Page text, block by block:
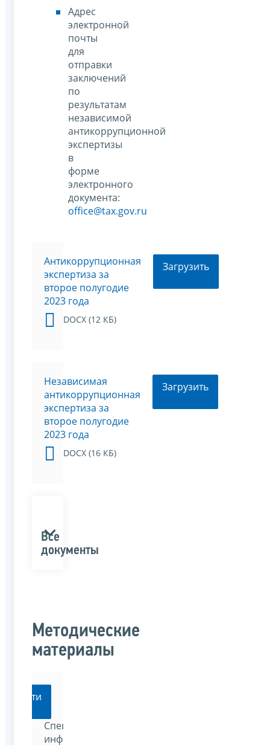
Адрес
электронной
почты
для
отправки
заключений
по
результатам
независимой
антикоррупционной
экспертизы
в
форме
электронного
документа:
office@tax.gov.ru
Антикоррупционная
экспертиза за
второе полугодие
2023 года
DOCX (12 КБ)
Загрузить
Независимая
антикоррупционная
экспертиза за
второе полугодие
2023 года
DOCX (16 КБ)
Загрузить
Все
документы
Методические
материалы
Перейти
Специализированный
информационно-